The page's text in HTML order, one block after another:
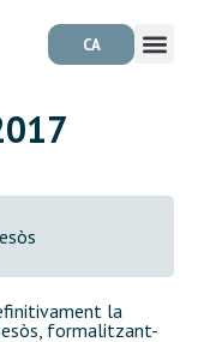
CA
la
formalitzant-